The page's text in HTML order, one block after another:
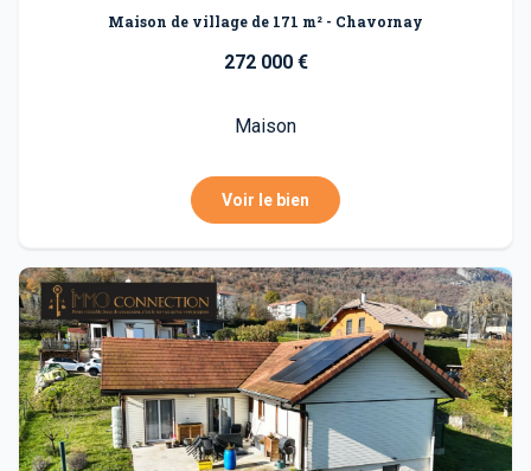
Maison de village de 171 m² - Chavornay
272 000 €
Maison
Voir le bien